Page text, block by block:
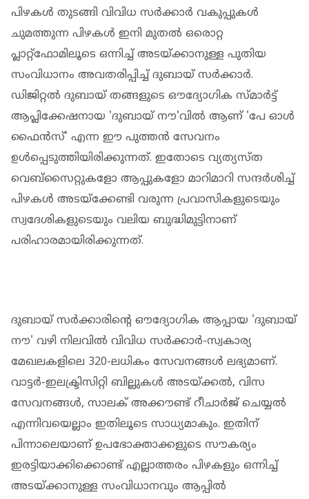
പിഴകൾ തുടങ്ങി വിവിധ സർക്കാർ വകുപ്പുകൾ
ചുമത്തുന്ന പിഴകൾ ഇനി മുതൽ ഒരൊറ്റ
പ്ലാറ്റ്‌ഫോമിലൂടെ ഒന്നിച്ച് അടയ്ക്കാനുള്ള പുതിയ
സംവിധാനം അവതരിപ്പിച്ച് ദുബായ് സർക്കാർ.
ഡിജിറ്റൽ ദുബായ് തങ്ങളുടെ ഔദ്യോഗിക സ്മാർട്ട്
ആപ്ലിക്കേഷനായ 'ദുബായ് നൗ'വിൽ ആണ് 'പേ ഓൾ
ഫൈൻസ്' എന്ന ഈ പുത്തൻ സേവനം
ഉൾപ്പെടുത്തിയിരിക്കുന്നത്. ഇതോടെ വ്യത്യസ്ത
വെബ്‌സൈറ്റുകളോ ആപ്പുകളോ മാറിമാറി സന്ദർശിച്ച്
പിഴകൾ അടയ്ക്കേണ്ടി വരുന്ന പ്രവാസികളുടെയും
സ്വദേശികളുടെയും വലിയ ബുദ്ധിമുട്ടിനാണ്
പരിഹാരമായിരിക്കുന്നത്.
ദുബായ് സർക്കാരിന്റെ ഔദ്യോഗിക ആപ്പായ 'ദുബായ്
നൗ' വഴി നിലവിൽ വിവിധ സർക്കാർ-സ്വകാര്യ
മേഖലകളിലെ 320-ലധികം സേവനങ്ങൾ ലഭ്യമാണ്.
വാട്ടർ-ഇലക്ട്രിസിറ്റി ബില്ലുകൾ അടയ്ക്കൽ, വിസ
സേവനങ്ങൾ, സാലക് അക്കൗണ്ട് റീചാർജ് ചെയ്യൽ
എന്നിവയെല്ലാം ഇതിലൂടെ സാധ്യമാകും. ഇതിന്
പിന്നാലെയാണ് ഉപഭോക്താക്കളുടെ സൗകര്യം
ഇരട്ടിയാക്കിക്കൊണ്ട് എല്ലാത്തരം പിഴകളും ഒന്നിച്ച്
അടയ്ക്കാനുള്ള സംവിധാനവും ആപ്പിൽ